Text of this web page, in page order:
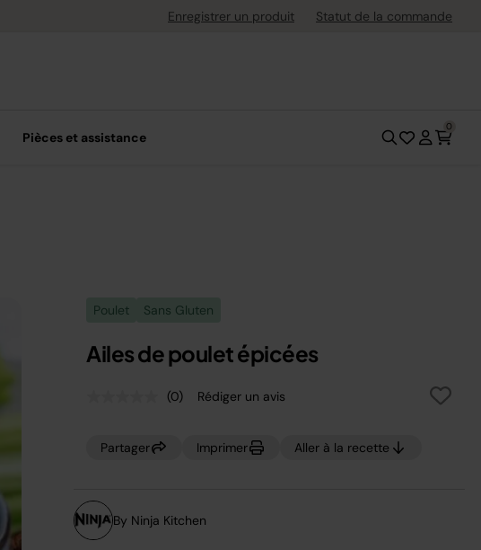
Livraison gratuite dès 40 € d'achatEnregistrer un produit Statut de la commande
Pièces et assistance
0
Poulet Sans Gluten
Ailes de poulet épicées
Aucune
notation.
page.
(0) Rédiger un avis
Partager Imprimer Aller à la recette
By Ninja Kitchen